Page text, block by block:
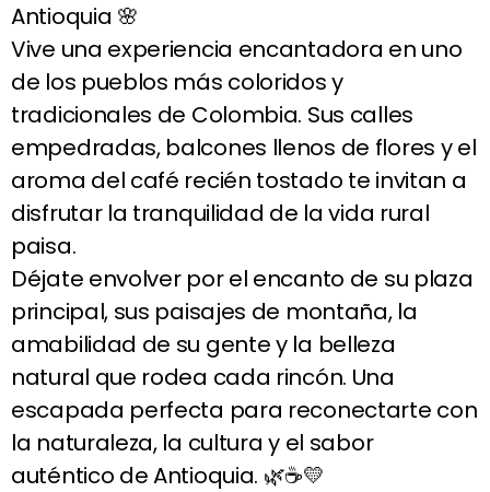
Antioquia 🌸
Vive una experiencia encantadora en uno
de los pueblos más coloridos y
tradicionales de Colombia. Sus calles
empedradas, balcones llenos de flores y el
aroma del café recién tostado te invitan a
disfrutar la tranquilidad de la vida rural
paisa.
Déjate envolver por el encanto de su plaza
principal, sus paisajes de montaña, la
amabilidad de su gente y la belleza
natural que rodea cada rincón. Una
escapada perfecta para reconectarte con
la naturaleza, la cultura y el sabor
auténtico de Antioquia. 🌿☕💛